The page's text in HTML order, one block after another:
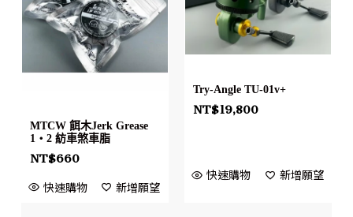
MTCW 餌木Jerk Grease
1・2 紡車煞車脂
NT$660
快速購物 新增願望
Try-Angle TU-01v+
NT$19,800
快速購物 新增願望